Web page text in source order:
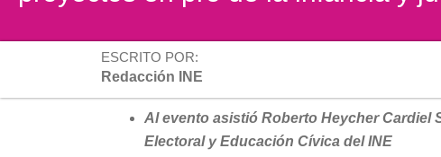
ESCRITO POR:
Redacción INE
Al evento asistió Roberto Heycher Cardiel
Electoral y Educación Cívica del INE